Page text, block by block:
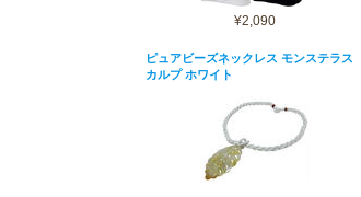
¥2,090
ピュアビーズネックレス モンステラス
カルプ ホワイト